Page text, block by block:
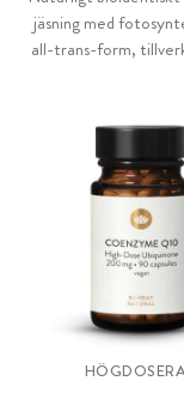
jäsning med
all-trans-form,